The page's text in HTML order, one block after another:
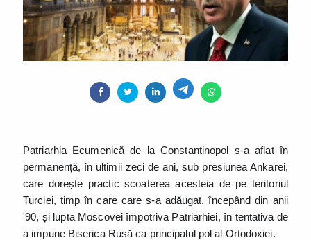
Patriarhia Ecumenică de la Constantinopol s-a aflat în
permanență, în ultimii zeci de ani, sub presiunea Ankarei,
care dorește practic scoaterea acesteia de pe teritoriul
Turciei, timp în care care s-a adăugat, începând din anii
'90, și lupta Moscovei împotriva Patriarhiei, în tentativa de
a impune Biserica Rusă ca principalul pol al Ortodoxiei.